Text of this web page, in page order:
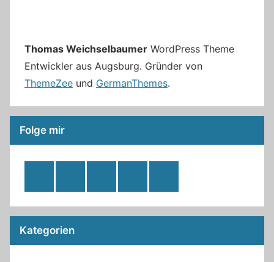
Thomas Weichselbaumer WordPress Theme
Entwickler aus Augsburg. Gründer von
ThemeZee und GermanThemes.
Folge mir
Feed
Kategorien